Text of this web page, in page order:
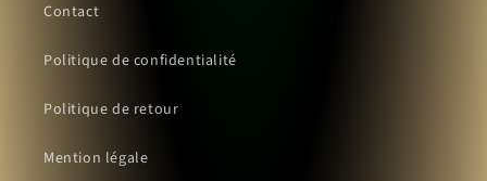
Contact
Politique de confidentialité
Politique de retour
Mention légale